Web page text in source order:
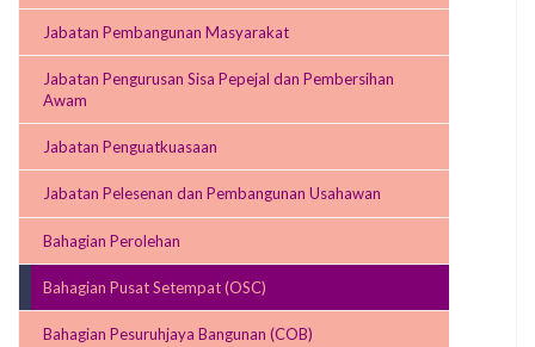
Jabatan Pembangunan Masyarakat
Jabatan Pengurusan Sisa Pepejal dan Pembersihan
Awam
Jabatan Penguatkuasaan
Jabatan Pelesenan dan Pembangunan Usahawan
Bahagian Perolehan
Bahagian Pusat Setempat (OSC)
Bahagian Pesuruhjaya Bangunan (COB)